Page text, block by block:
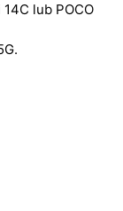
lub POCO